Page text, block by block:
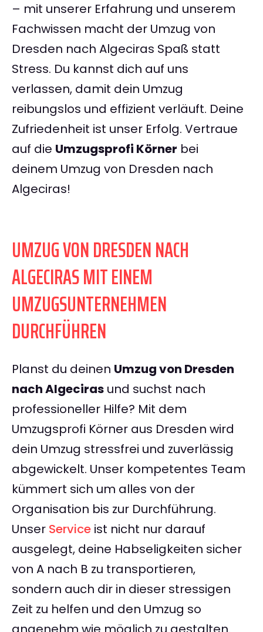
– mit unserer Erfahrung und unserem
Fachwissen macht der Umzug von
Dresden nach Algeciras Spaß statt
Stress. Du kannst dich auf uns
verlassen, damit dein Umzug
reibungslos und effizient verläuft. Deine
Zufriedenheit ist unser Erfolg. Vertraue
auf die Umzugsprofi Körner bei
deinem Umzug von Dresden nach
Algeciras!
UMZUG VON DRESDEN NACH
ALGECIRAS MIT EINEM
UMZUGSUNTERNEHMEN
DURCHFÜHREN
Planst du deinen Umzug von Dresden
nach Algeciras und suchst nach
professioneller Hilfe? Mit dem
Umzugsprofi Körner aus Dresden wird
dein Umzug stressfrei und zuverlässig
abgewickelt. Unser kompetentes Team
kümmert sich um alles von der
Organisation bis zur Durchführung.
Unser Service ist nicht nur darauf
ausgelegt, deine Habseligkeiten sicher
von A nach B zu transportieren,
sondern auch dir in dieser stressigen
Zeit zu helfen und den Umzug so